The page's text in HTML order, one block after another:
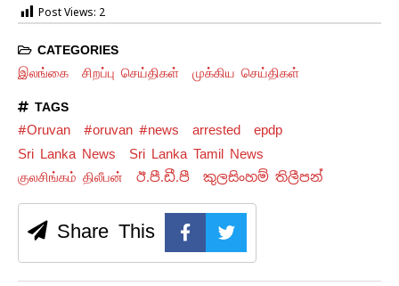
Post Views: 2
CATEGORIES
இலங்கை சிறப்பு செய்திகள் முக்கிய செய்திகள்
TAGS
#Oruvan #oruvan #news arrested
epdp
Sri Lanka News
Sri Lanka Tamil News
குலசிங்கம் திலீபன்
ඊ.පී.ඩී.පී කුලසිංහම් තිලීපන්
Share This